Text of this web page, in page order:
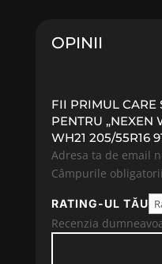
OPINII
FII PRIMUL CARE
PENTRU „NEXEN
WH21 205/55R16
Adresa ta de email
Câmpurile
RATING-UL TĂU
Recenzia